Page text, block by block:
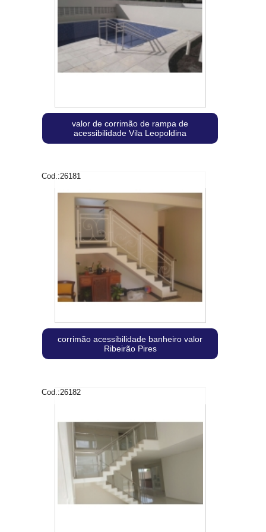
valor de corrimão de rampa de
acessibilidade Vila Leopoldina
Cod.:26181
corrimão acessibilidade banheiro valor
Ribeirão Pires
Cod.:26182